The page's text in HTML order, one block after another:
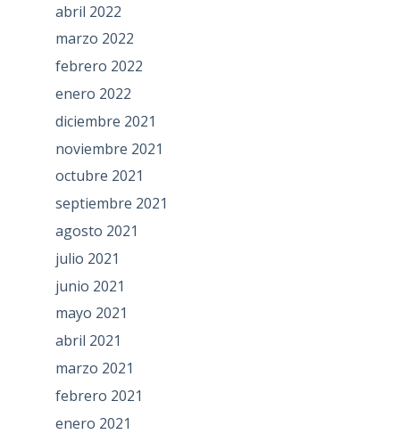
abril 2022
marzo 2022
febrero 2022
enero 2022
diciembre 2021
noviembre 2021
octubre 2021
septiembre 2021
agosto 2021
julio 2021
junio 2021
mayo 2021
abril 2021
marzo 2021
febrero 2021
enero 2021